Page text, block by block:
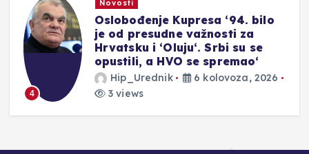
4
Novosti
Oslobođenje Kupresa ‘94. bilo
je od presudne važnosti za
Hrvatsku i ‘Oluju‘. Srbi su se
opustili, a HVO se spremao‘
Hip_Urednik
6 kolovoza, 2026
3 views